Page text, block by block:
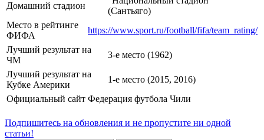
Домашний стадион
(Сантьяго)
Место в рейтинге
ФИФА
https://www.sport.ru/football/fifa/team_rating/
Лучший результат на
ЧМ
3-е место (1962)
Лучший результат на
Кубке Америки
1-е место (2015, 2016)
Официальный сайт Федерация футбола Чили
Подпишитесь на обновления и не пропустите ни одной
статьи!